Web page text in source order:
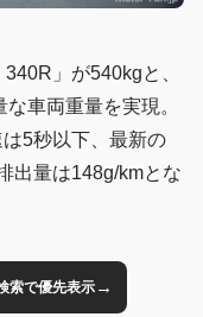
」が540kgと、
車両重量を実現。
5秒以下、最新の
出量は148g/kmとな
索で優先表示→